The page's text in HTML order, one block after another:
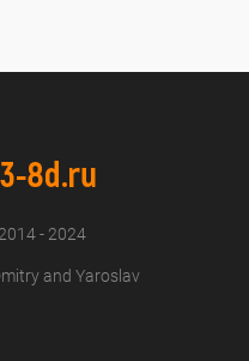
- 2024
and Yaroslav